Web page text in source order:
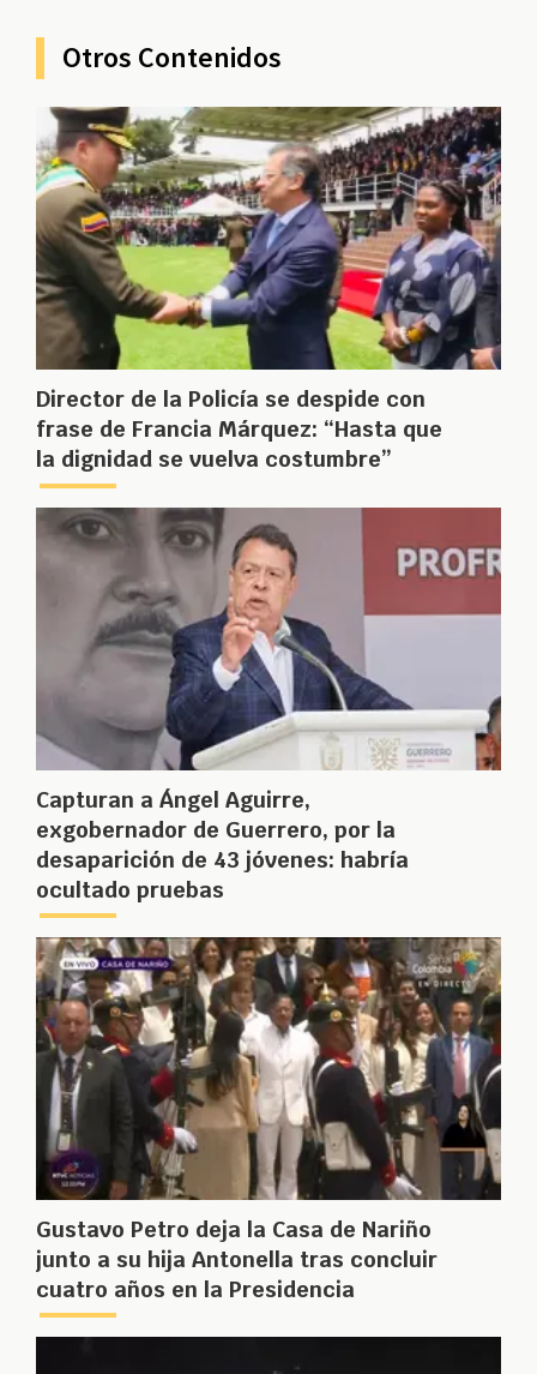
Otros Contenidos
Director de la Policía se despide con
frase de Francia Márquez: “Hasta que
la dignidad se vuelva costumbre”
Capturan a Ángel Aguirre,
exgobernador de Guerrero, por la
desaparición de 43 jóvenes: habría
ocultado pruebas
Gustavo Petro deja la Casa de Nariño
junto a su hija Antonella tras concluir
cuatro años en la Presidencia